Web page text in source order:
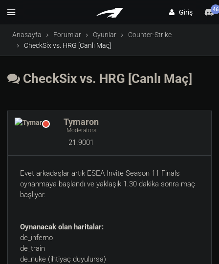
Giriş 46
Anasayfa Forumlar Oyunlar
Counter-Strike
CheckSix vs. HRG [Canlı Maç]
CheckSix vs. HRG [Canlı Maç]
Tymaron
Moderators
21.9001
Evet arkadaşlar artık ESEA Invite Season 11 Finals
oynanmaya başlandı ve yaklaşık 1.30 dakika sonra maç
başlıyor.
Oynanacak olan haritalar:
de_inferno
de_train
de_nuke (ihtiyaç duyulursa)